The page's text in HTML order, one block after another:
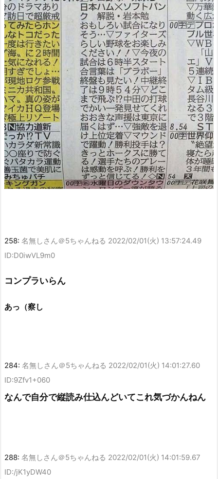
258: 名無しさん＠5ちゃんねる 2022/02/01(火) 13:57:24.49
ID:D0iwVL9m0
コンプラいらん
あっ（察し
284: 名無しさん＠5ちゃんねる 2022/02/01(火) 14:01:27.60
ID:9Zfv1+060
なんで自分で縦読み仕込んどいてこれ気づかんねん
288: 名無しさん＠5ちゃんねる 2022/02/01(火) 14:01:59.67
ID:/jK1yDW40